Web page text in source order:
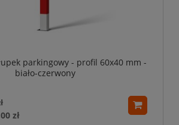
parkingowy - profil 60x40 mm -
biało-czerwony
zł